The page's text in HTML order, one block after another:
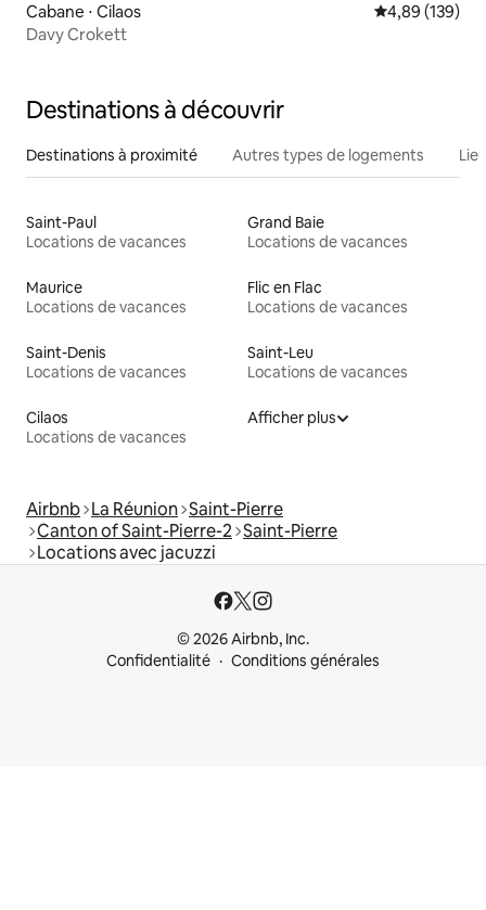
Cabane ⋅ Cilaos Évaluation
4,89 (139)
Davy Crokett
Destinations à découvrir
Destinations à proximité Autres types de logements
Saint-Paul
Locations de vacances
Grand Baie
Locations de vacances
Maurice
Locations de vacances
Flic en Flac
Locations de vacances
Saint-Denis
Locations de vacances
Saint-Leu
Locations de vacances
Cilaos
Locations de vacances
Afficher plus
Airbnb La Réunion Saint-Pierre
Canton of Saint-Pierre-2 Saint-Pierre
Locations avec jacuzzi
© 2026 Airbnb, Inc.
Confidentialité
Conditions générales